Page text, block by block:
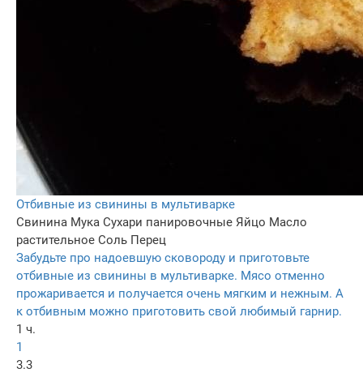
Отбивные из свинины в мультиварке
Свинина Мука Сухари панировочные Яйцо Масло
растительное Соль Перец
Забудьте про надоевшую сковороду и приготовьте
отбивные из свинины в мультиварке. Мясо отменно
прожаривается и получается очень мягким и нежным. А
к отбивным можно приготовить свой любимый гарнир.
1 ч.
1
3.3